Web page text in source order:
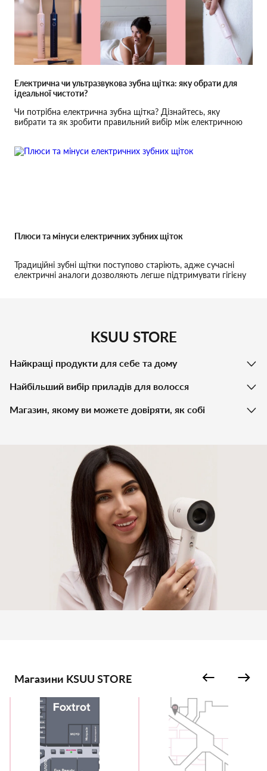
Електрична чи ультразвукова зубна щітка: яку обрати для
ідеальної чистоти?
Чи потрібна електрична зубна щітка? Дізнайтесь, яку
вибрати та як зробити правильний вибір між електричною
Плюси та мінуси електричних зубних щіток
Традиційні зубні щітки поступово старіють, адже сучасні
електричні аналоги дозволяють легше підтримувати гігієну
KSUU STORE
Найкращі продукти для себе та дому
Найбільший вибір приладів для волосся
Магазин, якому ви можете довіряти, як собі
Магазини KSUU STORE